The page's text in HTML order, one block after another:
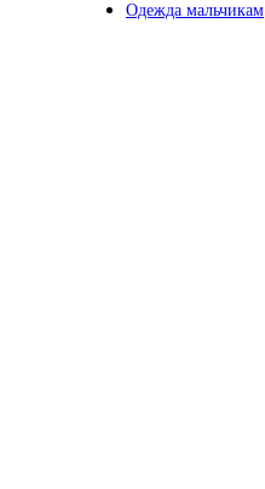
Одежда мальчикам